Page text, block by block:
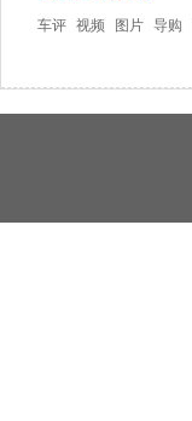
车评 视频 图片 导购